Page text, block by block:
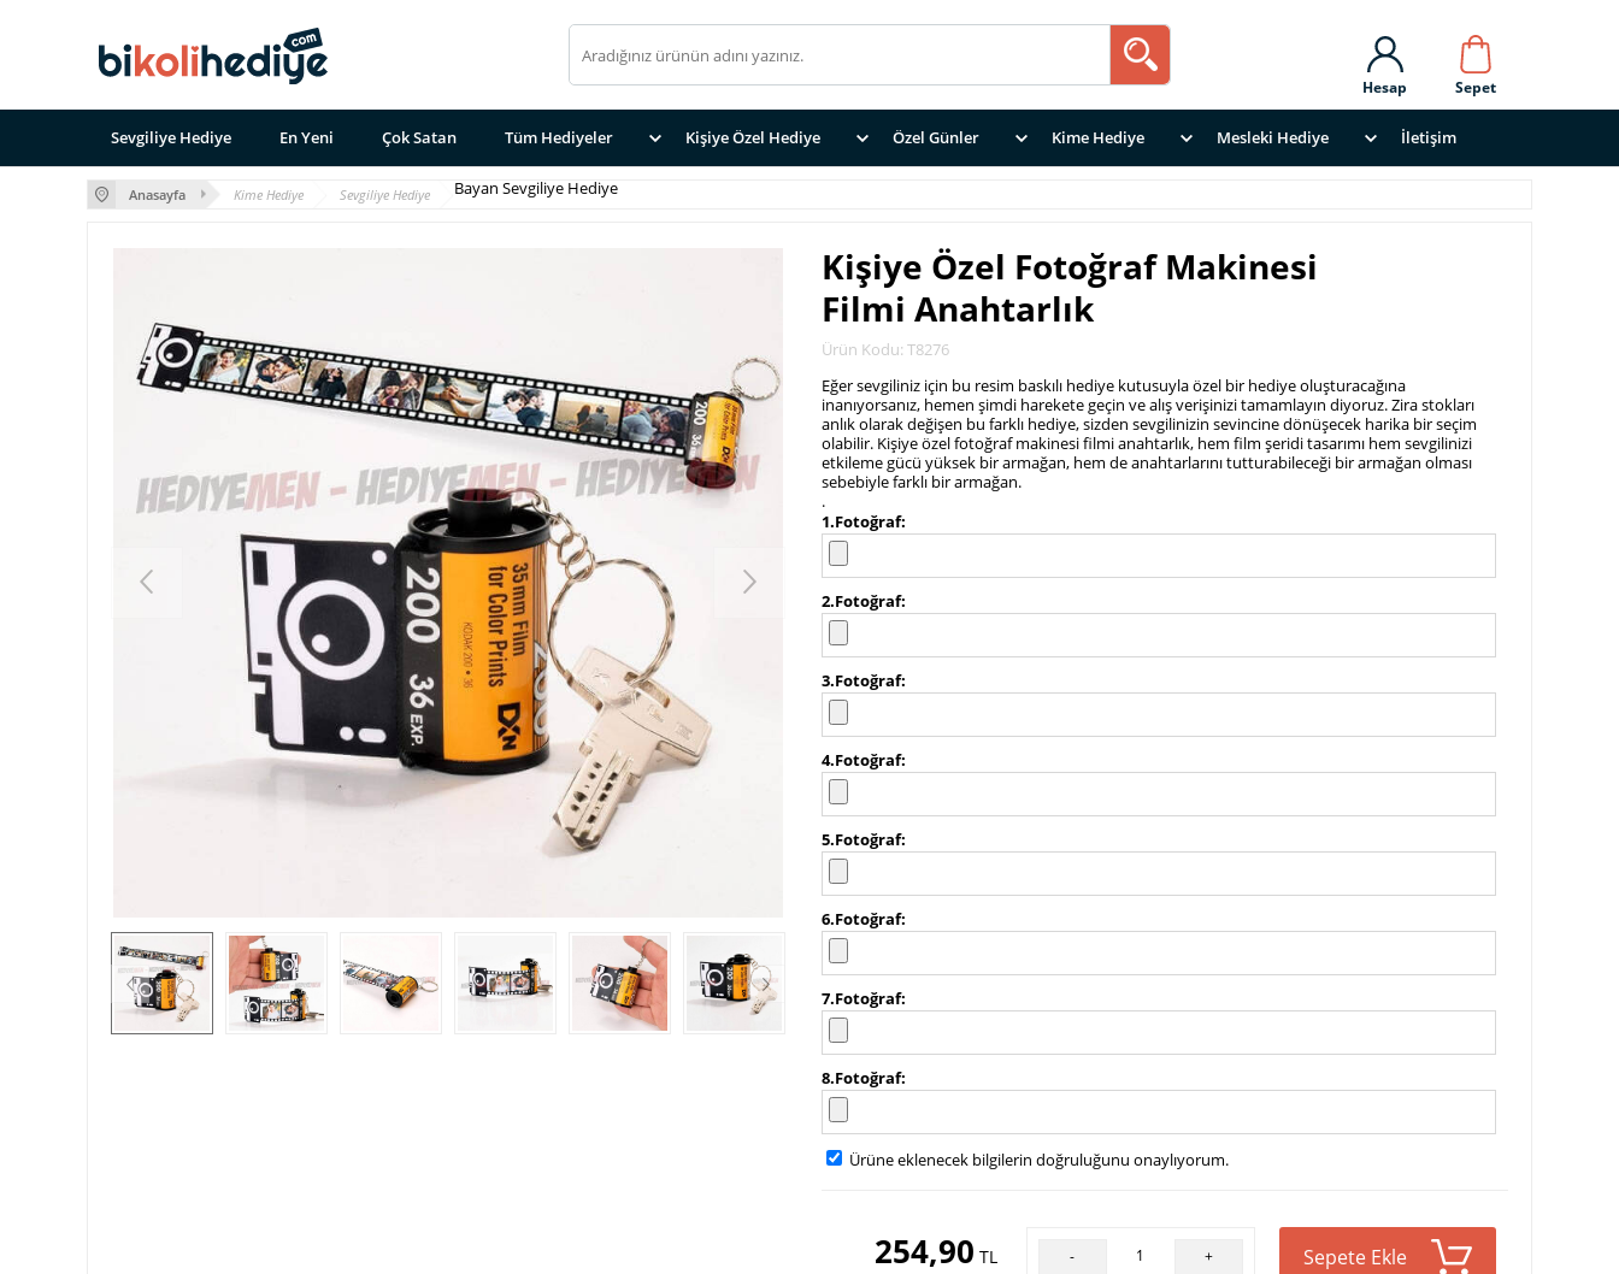
Sepet
Hesap
Sevgiliye Hediye En Yeni Çok Satan Tüm Hediyeler Kişiye Özel Hediye Özel Günler Kime Hediye Mesleki Hediye İletişim
Anasayfa Kime Hediye Sevgiliye Hediye Bayan Sevgiliye Hediye
Kişiye Özel Fotoğraf Makinesi
Filmi Anahtarlık
Ürün Kodu: T8276
Eğer sevgiliniz için bu resim baskılı hediye kutusuyla özel bir hediye oluşturacağına
inanıyorsanız, hemen şimdi harekete geçin ve alış verişinizi tamamlayın diyoruz. Zira stokları
anlık olarak değişen bu farklı hediye, sizden sevgilinizin sevincine dönüşecek harika bir seçim
olabilir. Kişiye özel fotoğraf makinesi filmi anahtarlık, hem film şeridi tasarımı hem sevgilinizi
etkileme gücü yüksek bir armağan, hem de anahtarlarını tutturabileceği bir armağan olması
sebebiyle farklı bir armağan.
.
1.Fotoğraf
2.Fotoğraf
3.Fotoğraf
4.Fotoğraf
5.Fotoğraf
6.Fotoğraf
7.Fotoğraf
8.Fotoğraf
Ürüne eklenecek bilgilerin doğruluğunu onaylıyorum.
254,90 TL - + Sepete Ekle